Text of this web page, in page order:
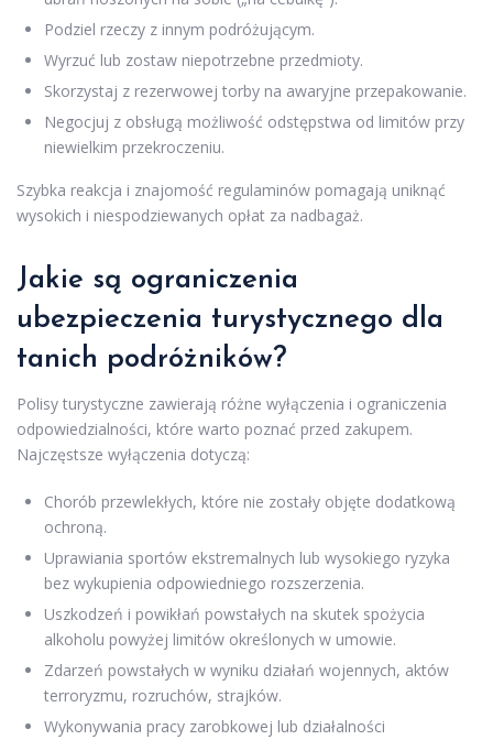
Podziel rzeczy z innym podróżującym.
Wyrzuć lub zostaw niepotrzebne przedmioty.
Skorzystaj z rezerwowej torby na awaryjne przepakowanie.
Negocjuj z obsługą możliwość odstępstwa od limitów przy
niewielkim przekroczeniu.
Szybka reakcja i znajomość regulaminów pomagają uniknąć
wysokich i niespodziewanych opłat za nadbagaż.
Jakie są ograniczenia
ubezpieczenia turystycznego dla
tanich podróżników?
Polisy turystyczne zawierają różne wyłączenia i ograniczenia
odpowiedzialności, które warto poznać przed zakupem.
Najczęstsze wyłączenia dotyczą:
Chorób przewlekłych, które nie zostały objęte dodatkową
ochroną.
Uprawiania sportów ekstremalnych lub wysokiego ryzyka
bez wykupienia odpowiedniego rozszerzenia.
Uszkodzeń i powikłań powstałych na skutek spożycia
alkoholu powyżej limitów określonych w umowie.
Zdarzeń powstałych w wyniku działań wojennych, aktów
terroryzmu, rozruchów, strajków.
Wykonywania pracy zarobkowej lub działalności